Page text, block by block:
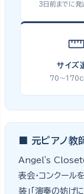
3日前までに
サイズ
70〜
■ 元ピアノ教
Angel's Closetの
表会・コンクール
装」「演奏の妨げ